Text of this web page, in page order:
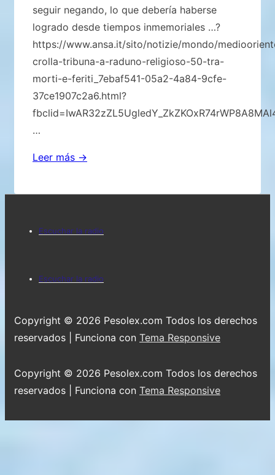
seguir negando, lo que debería haberse
logrado desde tiempos inmemoriales …?
https://www.ansa.it/sito/notizie/mondo/
crolla-tribuna-a-raduno-religioso-50-tra-
morti-e-feriti_7ebaf541-05a2-4a84-9cfe-
37ce1907c2a6.html?
…
¡El
hebreo
recordar!
tiempos
se
manifiestan
«signos»
deben
Leer más →
Menú
pie
página
Escuchar la radio
Menú
pie
de
página
Escuchar la radio
Copyright © 2026 Pesolex.com Todos los derechos
reservados
| Funciona con Tema Responsive
Copyright © 2026 Pesolex.com Todos los derechos
reservados
| Funciona con Tema Responsive